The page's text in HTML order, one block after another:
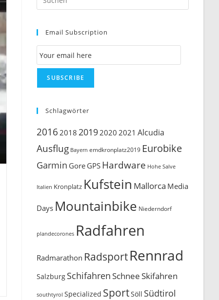
Escape
Email Subscription
Email Subscription
SUBSCRIBE
Schlagwörter
2016 2018 20192020 2021 Alcudia
Ausflug Bayern emdkronplatz2019 Eurobike
Garmin Gore GPS Hardware Hohe Salve
Italien Kronplatz Kufstein Mallorca Media
Days Mountainbike Niederndorf
plandecorones Radfahren
Radmarathon RadsportRennrad
Salzburg Schifahren Schnee Skifahren
southtyrol Specialized SportSöll Südtirol